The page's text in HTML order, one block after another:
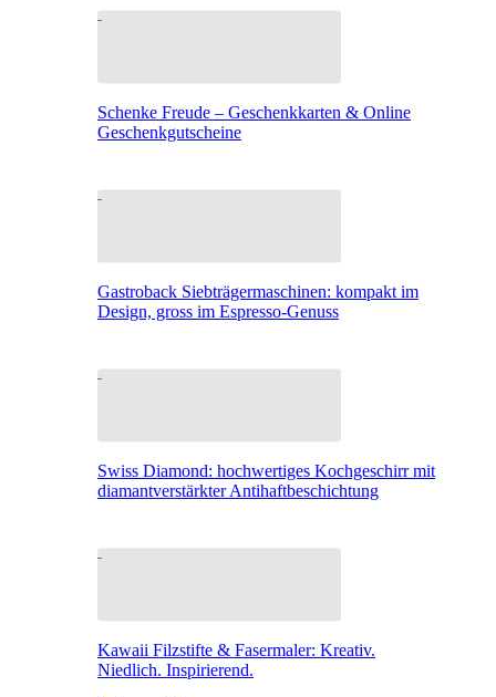
Schenke Freude – Geschenkkarten & Online
Geschenkgutscheine
Gastroback Siebträgermaschinen: kompakt im
Design, gross im Espresso-Genuss
Swiss Diamond: hochwertiges Kochgeschirr mit
diamantverstärkter Antihaftbeschichtung
Kawaii Filzstifte & Fasermaler: Kreativ.
Niedlich. Inspirierend.